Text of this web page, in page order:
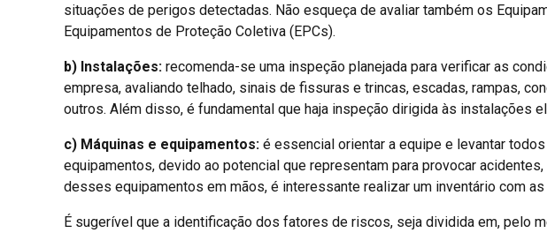
situações de perigos detectadas. Não esqueça de avaliar também os
Equipamentos de Proteção Coletiva (EPCs).
b) Instalações: recomenda-se uma inspeção planejada para verificar as
empresa, avaliando telhado, sinais de fissuras e trincas, escadas, rampas,
outros. Além disso, é fundamental que haja inspeção dirigida às instalações
c) Máquinas e equipamentos: é essencial orientar a equipe e levantar
equipamentos, devido ao potencial que representam para provocar
desses equipamentos em mãos, é interessante realizar um inventário com
É sugerível que a identificação dos fatores de riscos, seja dividida em, pelo